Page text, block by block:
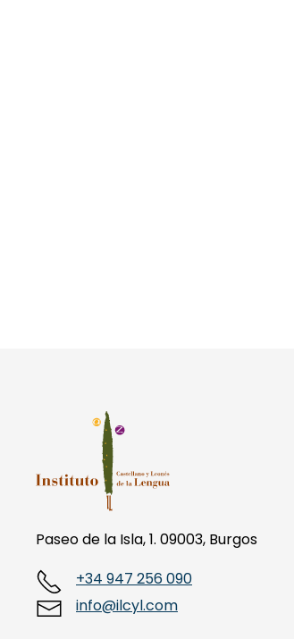
Paseo de la Isla, 1. 09003, Burgos
+34 947 256 090
info@ilcyl.com